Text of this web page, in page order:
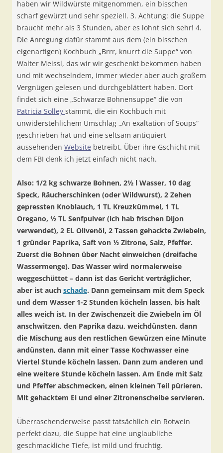
haben wir Wildwürste mitgenommen, ein bisschen
scharf gewürzt und sehr speziell. 3. Achtung: die Suppe
braucht mehr als 3 Stunden, aber es lohnt sich sehr! 4.
Die Anregung dafür stammt aus dem (ein bisschen
eigenartigen) Kochbuch „Brrr, knurrt die Suppe“ von
Walter Meissl, das wir wir geschenkt bekommen haben
und mit wechselndem, immer wieder aber auch großem
Vergnügen gelesen und durchgeblättert haben. Dort
findet sich eine „Schwarze Bohnensuppe“ die von
Patricia Solley stammt, die ein Kochbuch mit
unwiderstehlichem Umschlag „An exaltation of Soups“
geschrieben hat und eine seltsam antiquiert
aussehenden Website betreibt. Über ihre Gschicht mit
dem FBI denk ich jetzt einfach nicht nach.
Also: 1/2 kg schwarze Bohnen, 2½ l Wasser, 10 dag
Speck, Räucherschinken (oder Wildwurst), 2 Zehen
gepressten Knoblauch, 1 TL Kreuzkümmel, 1 TL
Oregano, ½ TL Senfpulver (ich hab frischen Dijon
verwendet), 2 EL Olivenöl, 2 Tassen gehackte Zwiebeln,
1 gründer Paprika, Saft von ½ Zitrone, Salz, Pfeffer.
Zuerst die Bohnen über Nacht einweichen (dreifache
Wassermenge). Das Wasser wird normalerweise
weggeschüttet – dann ist das Gericht verträglicher,
aber ist auch schade. Dann gemeinsam mit dem Speck
und dem Wasser 1-2 Stunden köcheln lassen, bis halt
alles weich ist. In der Zwischenzeit die Zwiebeln im Öl
anschwitzen, den Paprika dazu, weichdünsten, dann
die Mischung aus den restlichen Gewürzen eine Minute
andünsten, dann mit einer Tasse Kochwasser eine
Viertel Stunde köcheln lassen. Dann zum anderen und
eine weitere Stunde köcheln lassen. Am Ende mit Salz
und Pfeffer abschmecken, einen kleinen Teil pürieren.
Mit gehacktem Ei und einer Zitronenscheibe servieren.
Überraschenderweise passt tatsächlich ein Rotwein
perfekt dazu, die Suppe hat eine unglaubliche
geschmackliche Tiefe, ist mild und fruchtig.